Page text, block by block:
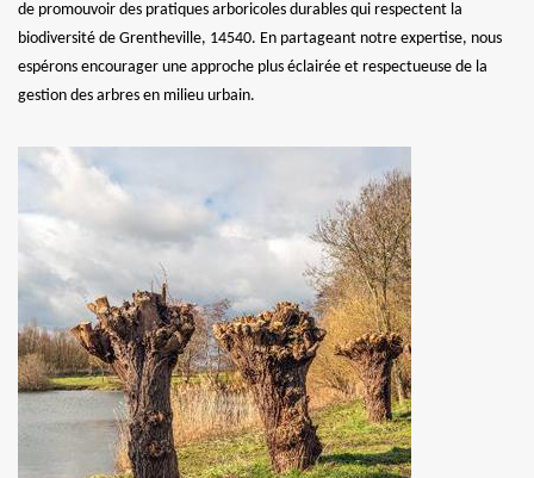
de promouvoir des pratiques arboricoles durables qui respectent la
biodiversité de Grentheville, 14540. En partageant notre expertise, nous
espérons encourager une approche plus éclairée et respectueuse de la
gestion des arbres en milieu urbain.